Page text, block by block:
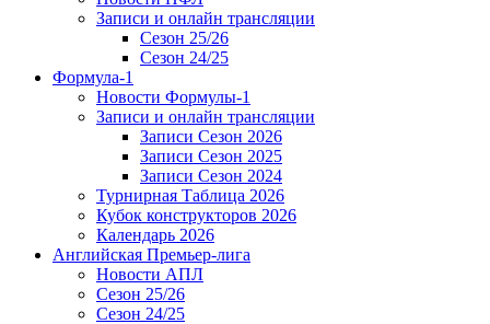
Записи и онлайн трансляции
Сезон 25/26
Сезон 24/25
Формула-1
Новости Формулы-1
Записи и онлайн трансляции
Записи Сезон 2026
Записи Сезон 2025
Записи Сезон 2024
Турнирная Таблица 2026
Кубок конструкторов 2026
Календарь 2026
Английская Премьер-лига
Новости АПЛ
Сезон 25/26
Сезон 24/25